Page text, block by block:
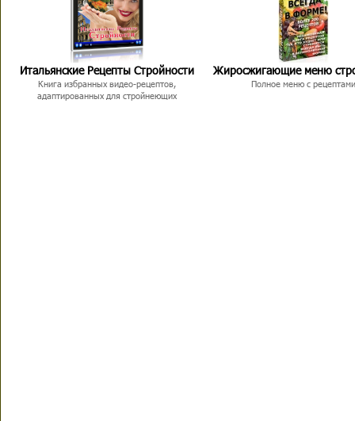
Итальянские Рецепты Стройности
Книга избранных видео-рецептов,
адаптированных для стройнеющих
Жиросжигающие меню
Полное меню с рецептами